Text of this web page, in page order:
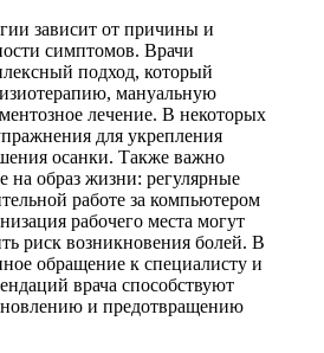
зависит от причины и
симптомов. Врачи
подход, который
мануальную
лечение. В некоторых
для укрепления
осанки. Также важно
на образ жизни: регулярные
работе за компьютером
рабочего места могут
риск возникновения болей. В
обращение к специалисту и
врача способствуют
и предотвращению